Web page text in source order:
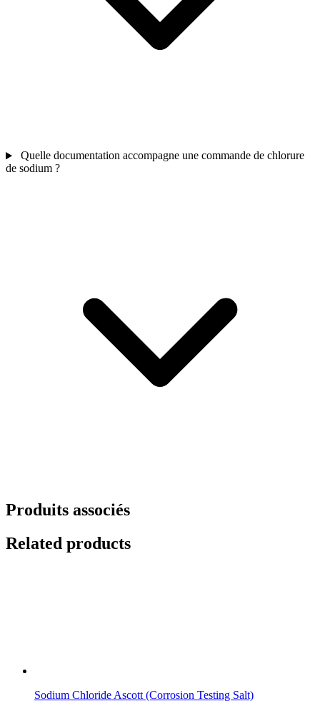
Quelle documentation accompagne une commande de chlorure
de sodium ?
Produits associés
Related products
Sodium Chloride Ascott (Corrosion Testing Salt)